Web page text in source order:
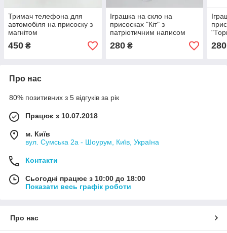
Тримач телефона для
автомобіля на присоску з
магнітом
450 ₴
Іграшка на скло на
присосках "Кіт" з
патріотичним написом
280₴ 280
Про нас
80% позитивних з 5 відгуків за рік
Працює з 10.07.2018
м. Київ
вул. Сумська 2а - Шоурум, Київ, Україна
Контакти
Сьогодні працює з 10:00 до 18:00
Показати весь графік роботи
Про нас